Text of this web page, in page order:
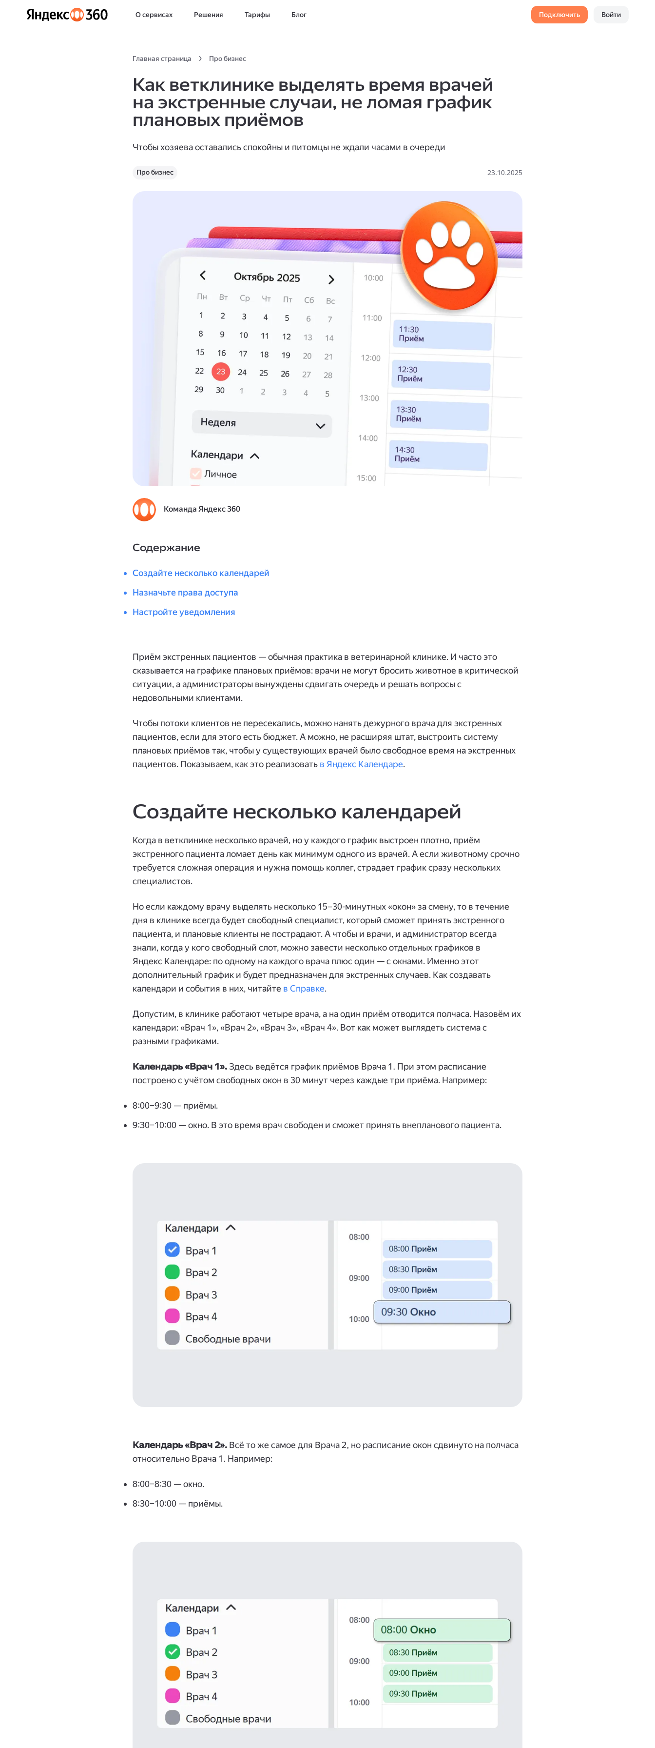
О сервисах Решения Тарифы Блог Подключить Войти
Главная страница Про бизнес
Как ветклинике выделять время врачей
на экстренные случаи, не ломая график
плановых приёмов
Чтобы хозяева оставались спокойны и питомцы не ждали часами в очереди
Про бизнес 23.10.2025
Команда Яндекс 360
Содержание
Создайте несколько календарей
Назначьте права доступа
Настройте уведомления
Приём экстренных пациентов — обычная практика в ветеринарной клинике. И часто это
сказывается на графике плановых приёмов: врачи не могут бросить животное в критической
ситуации, а администраторы вынуждены сдвигать очередь и решать вопросы с
недовольными клиентами.
Чтобы потоки клиентов не пересекались, можно нанять дежурного врача для экстренных
пациентов, если для этого есть бюджет. А можно, не расширяя штат, выстроить систему
плановых приёмов так, чтобы у существующих врачей было свободное время на экстренных
пациентов. Показываем, как это реализовать в Яндекс Календаре.
Создайте несколько календарей
Когда в ветклинике несколько врачей, но у каждого график выстроен плотно, приём
экстренного пациента ломает день как минимум одного из врачей. А если животному срочно
требуется сложная операция и нужна помощь коллег, страдает график сразу нескольких
специалистов.
Но если каждому врачу выделять несколько 15–30-минутных «окон» за смену, то в течение
дня в клинике всегда будет свободный специалист, который сможет принять экстренного
пациента, и плановые клиенты не пострадают. А чтобы и врачи, и администратор всегда
знали, когда у кого свободный слот, можно завести несколько отдельных графиков в
Яндекс Календаре: по одному на каждого врача плюс один — с окнами. Именно этот
дополнительный график и будет предназначен для экстренных случаев. Как создавать
календари и события в них, читайте в Справке.
Допустим, в клинике работают четыре врача, а на один приём отводится полчаса. Назовём их
календари: «Врач 1», «Врач 2», «Врач 3», «Врач 4». Вот как может выглядеть система с
разными графиками.
Календарь «Врач 1». Здесь ведётся график приёмов Врача 1. При этом расписание
построено с учётом свободных окон в 30 минут через каждые три приёма. Например:
8:00–9:30 — приёмы.
9:30–10:00 — окно. В это время врач свободен и сможет принять внепланового пациента.
Календарь «Врач 2». Всё то же самое для Врача 2, но расписание окон сдвинуто на полчаса
относительно Врача 1. Например:
8:00–8:30 — окно.
8:30–10:00 — приёмы.